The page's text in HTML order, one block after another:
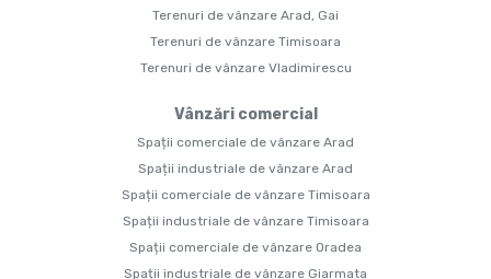
Terenuri de vânzare Arad, Gai
Terenuri de vânzare Timisoara
Terenuri de vânzare Vladimirescu
Vânzări comercial
Spații comerciale de vânzare Arad
Spații industriale de vânzare Arad
Spații comerciale de vânzare Timisoara
Spații industriale de vânzare Timisoara
Spații comerciale de vânzare Oradea
Spații industriale de vânzare Giarmata